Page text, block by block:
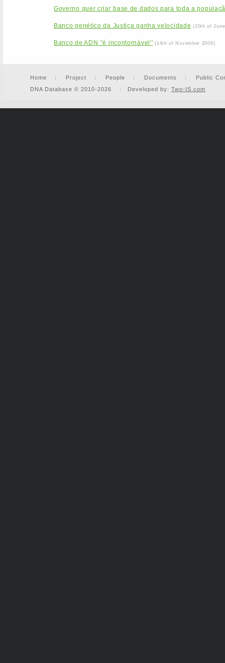
Governo quer criar base de dados para toda a
Banco genético da Justiça ganha velocidade (20th of
Banco de ADN ''é incontornável'' (14th of November 2000)
Home Project People Documents
Public
DNA Database © 2010-2026 : Developed by: Two-IS.com